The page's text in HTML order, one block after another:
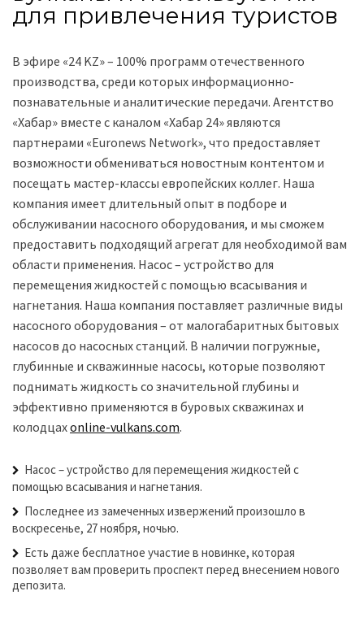
для привлечения туристов
В эфире «24 KZ» – 100% программ отечественного
производства, среди которых информационно-
познавательные и аналитические передачи. Агентство
«Хабар» вместе с каналом «Хабар 24» являются
партнерами «Euronews Network», что предоставляет
возможности обмениваться новостным контентом и
посещать мастер-классы европейских коллег. Наша
компания имеет длительный опыт в подборе и
обслуживании насосного оборудования, и мы сможем
предоставить подходящий агрегат для необходимой вам
области применения. Насос – устройство для
перемещения жидкостей с помощью всасывания и
нагнетания. Наша компания поставляет различные виды
насосного оборудования – от малогабаритных бытовых
насосов до насосных станций. В наличии погружные,
глубинные и скважинные насосы, которые позволяют
поднимать жидкость со значительной глубины и
эффективно применяются в буровых скважинах и
колодцахonline-vulkans.com.
Насос – устройство для перемещения жидкостей с
помощью всасывания и нагнетания.
Последнее из замеченных извержений произошло в
воскресенье, 27 ноября, ночью.
Есть даже бесплатное участие в новинке, которая
позволяет вам проверить проспект перед внесением нового
депозита.